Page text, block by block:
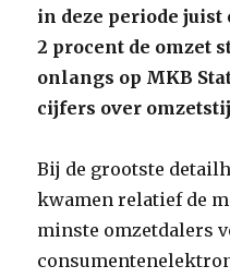
in deze periode
2 procent de omzet
onlangs op MKB
cijfers over
Bij de grootste
kwamen relatief de
minste omzetdalers